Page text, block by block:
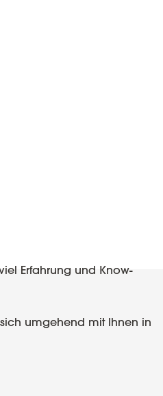
Erfahrung und Know-
umgehend mit Ihnen in